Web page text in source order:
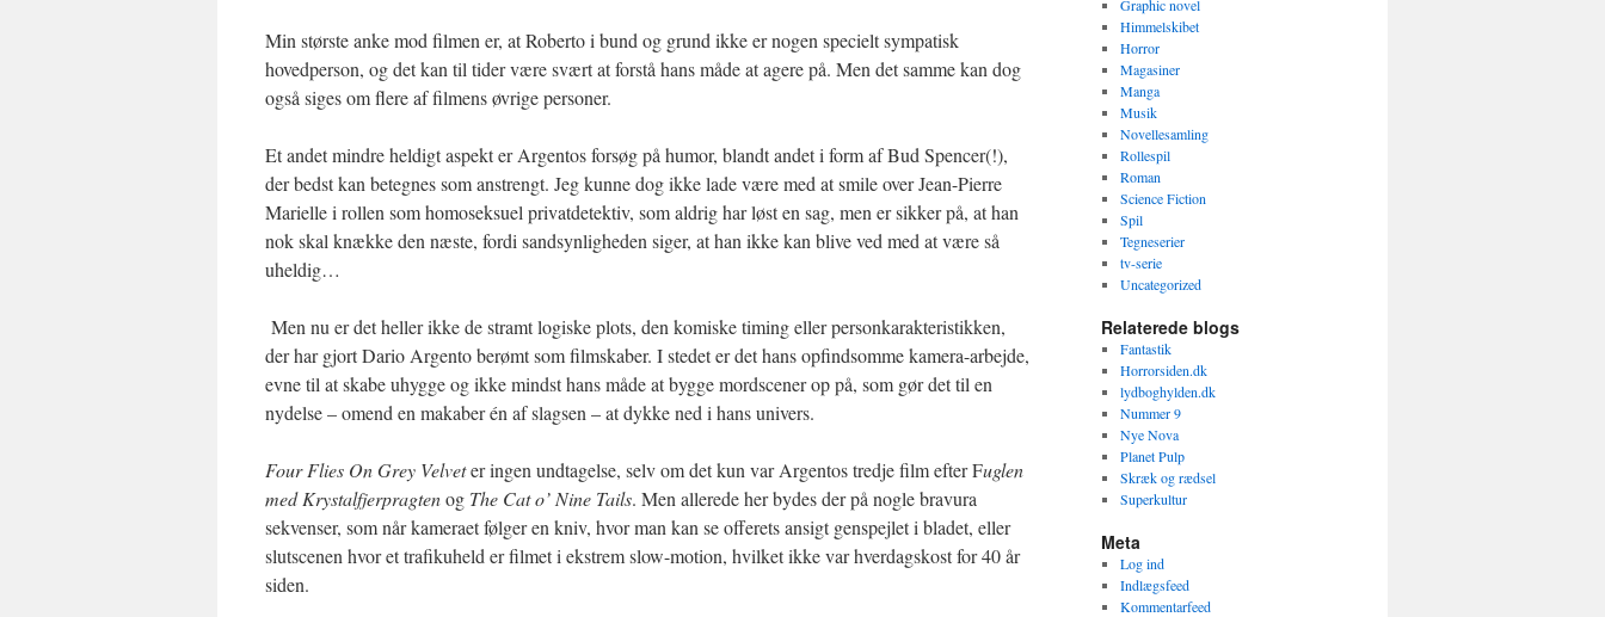
Min største anke mod filmen er, at Roberto i bund og grund ikke er nogen specielt sympatisk
hovedperson, og det kan til tider være svært at forstå hans måde at agere på. Men det samme kan dog
også siges om flere af filmens øvrige personer.
Et andet mindre heldigt aspekt er Argentos forsøg på humor, blandt andet i form af Bud Spencer(!),
der bedst kan betegnes som anstrengt. Jeg kunne dog ikke lade være med at smile over Jean-Pierre
Marielle i rollen som homoseksuel privatdetektiv, som aldrig har løst en sag, men er sikker på, at han
nok skal knække den næste, fordi sandsynligheden siger, at han ikke kan blive ved med at være så
uheldig…
Men nu er det heller ikke de stramt logiske plots, den komiske timing eller personkarakteristikken,
der har gjort Dario Argento berømt som filmskaber. I stedet er det hans opfindsomme kamera-arbejde,
evne til at skabe uhygge og ikke mindst hans måde at bygge mordscener op på, som gør det til en
nydelse – omend en makaber én af slagsen – at dykke ned i hans univers.
Four Flies On Grey Velveter ingen undtagelse, selv om det kun var Argentos tredje film efter Fuglen
med Krystalfjerpragtenog The Cat o’ Nine Tails. Men allerede her bydes der på nogle bravura
sekvenser, som når kameraet følger en kniv, hvor man kan se offerets ansigt genspejlet i bladet, eller
slutscenen hvor et trafikuheld er filmet i ekstrem slow-motion, hvilket ikke var hverdagskost for 40 år
siden.
Graphic novel
Himmelskibet
Horror
Magasiner
Manga
Musik
Novellesamling
Rollespil
Roman
Science Fiction
Spil
Tegneserier
tv-serie
Uncategorized
Relaterede blogs
Fantastik
Horrorsiden.dk
lydboghylden.dk
Nummer 9
Nye Nova
Planet Pulp
Skræk og rædsel
Superkultur
Meta
Log ind
Indlægsfeed
Kommentarfeed